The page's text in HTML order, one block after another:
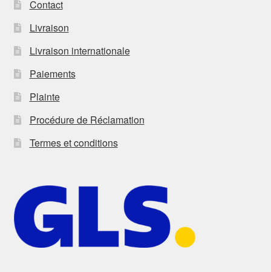
Contact
Livraison
Livraison internationale
Paiements
Plainte
Procédure de Réclamation
Termes et conditions